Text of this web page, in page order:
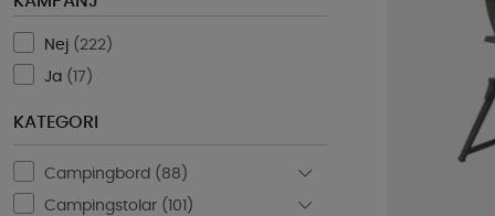
Nej ( 222)
Ja ( 17 )
KATEGORI
Campingbord ( 88 )
Campingstolar ( 101 )